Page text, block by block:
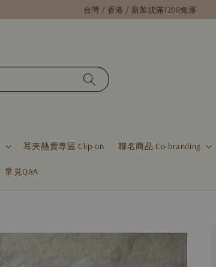
台灣 / 香港 / 新加坡滿1200免運
耳夾熱賣專區 Clip-on 聯名商品 Co-branding
常見Q&A